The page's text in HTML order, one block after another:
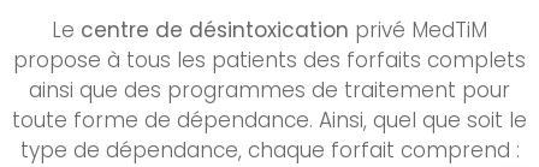
Le centre de désintoxication privé MedTiM
propose à tous les patients des forfaits complets
ainsi que des programmes de traitement pour
toute forme de dépendance. Ainsi, quel que soit le
type de dépendance, chaque forfait comprend :